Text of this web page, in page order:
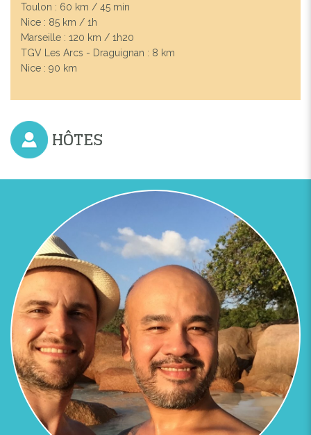
Toulon : 60 km / 45 min
Nice : 85 km / 1h
Marseille : 120 km / 1h20
TGV Les Arcs - Draguignan : 8 km
Nice : 90 km
HÔTES